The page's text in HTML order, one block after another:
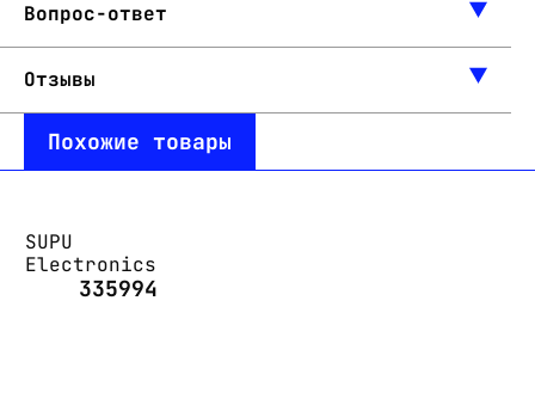
Вопрос-ответ
Отзывы
Похожие товары
SUPU
Electronics
335994